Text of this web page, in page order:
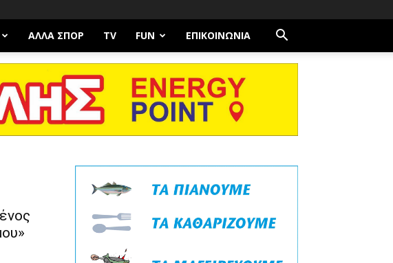
ΆΛΛΑ ΣΠΟΡ TV FUN ΕΠΙΚΟΙΝΩΝΊΑ